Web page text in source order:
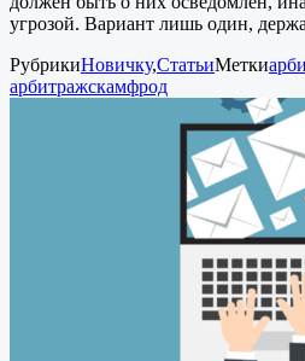
угрозой. Вариант лишь один,
РубрикиНовичку,СтатьиМетки
арбитражскамфрод